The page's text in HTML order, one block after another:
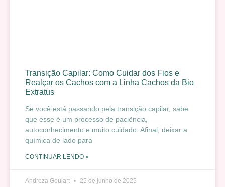
Transição Capilar: Como Cuidar dos Fios e
Realçar os Cachos com a Linha Cachos da Bio
Extratus
Se você está passando pela transição capilar, sabe
que esse é um processo de paciência,
autoconhecimento e muito cuidado. Afinal, deixar a
química de lado para
CONTINUAR LENDO »
Andreza Goulart 25 de junho de 2025